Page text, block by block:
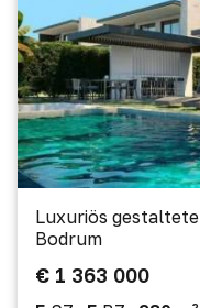
Luxuriös
Bodrum
€ 1 363 000